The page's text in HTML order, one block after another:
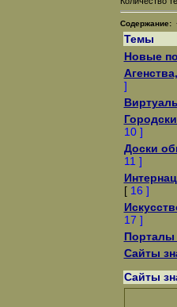
Содержание:
Темы
Новые
]
10 ]
Доски
11 ]
[ 16 ]
17 ]
Порталы
Сайты
Сайты